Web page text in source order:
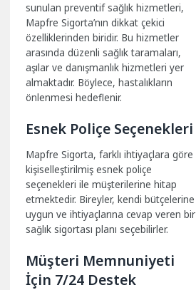
sunulan preventif sağlık hizmetleri,
Mapfre Sigorta’nın dikkat çekici
özelliklerinden biridir. Bu hizmetler
arasında düzenli sağlık taramaları,
aşılar ve danışmanlık hizmetleri yer
almaktadır. Böylece, hastalıkların
önlenmesi hedeflenir.
Esnek Poliçe Seçenekleri
Mapfre Sigorta, farklı ihtiyaçlara göre
kişiselleştirilmiş esnek poliçe
seçenekleri ile müşterilerine hitap
etmektedir. Bireyler, kendi bütçelerine
uygun ve ihtiyaçlarına cevap veren bir
sağlık sigortası planı seçebilirler.
Müşteri Memnuniyeti
İçin 7/24 Destek